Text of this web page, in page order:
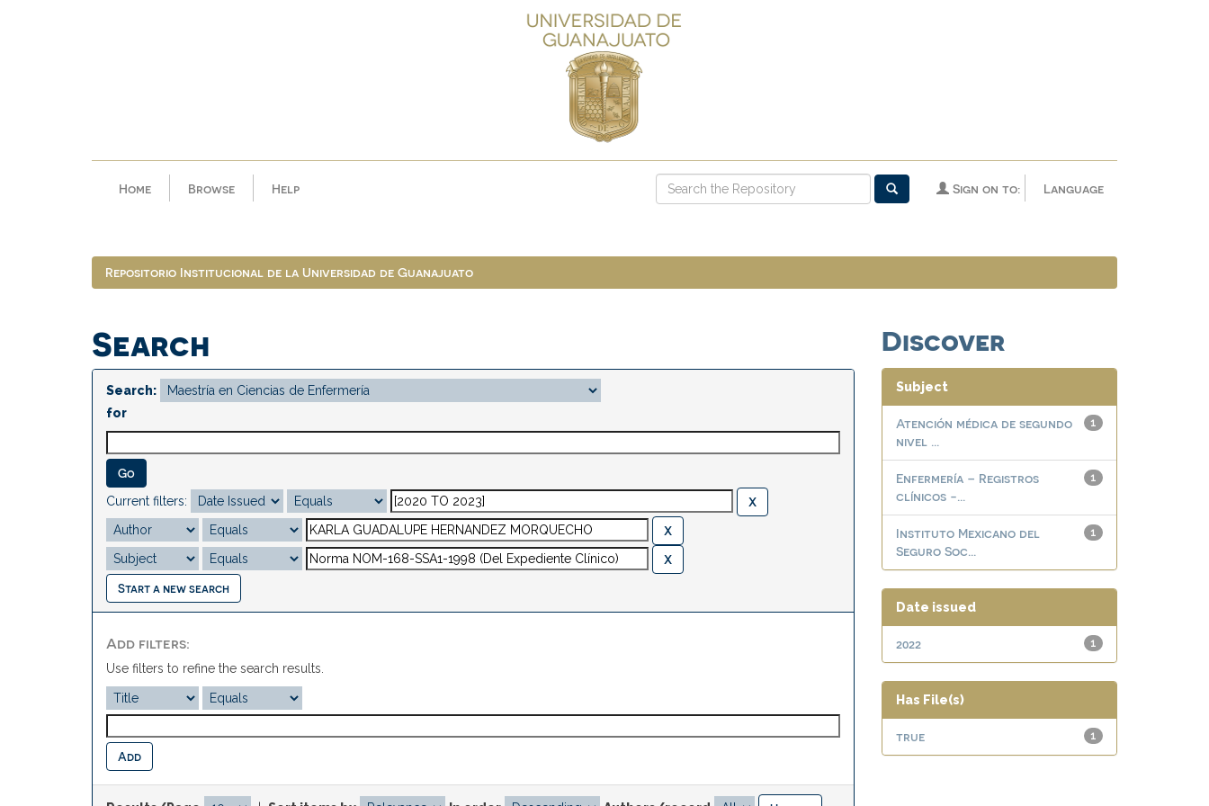
Home Browse Help Language
Sign on to:
Repositorio Institucional de la Universidad de Guanajuato
Search
Search:
for
Current filters:
Start a new search
Add filters:
Use filters to refine the search results.
Discover
Subject
1
Atención médica de segundo
nivel ...
1
Enfermería – Registros
clínicos -...
1
Instituto Mexicano del
Seguro Soc...
Date issued
1
2022
Has File(s)
1
true